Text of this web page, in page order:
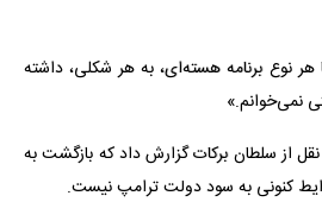
نوع برنامه هسته‌ای، به هر شکلی، داشته
نمی‌خوانم.»
از سلطان برکات گزارش داد که بازگشت به
کنونی به سود دولت ترامپ نیست.